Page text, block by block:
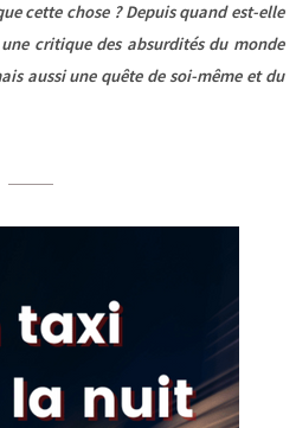
cette chose ? Depuis quand est-elle
critique des absurdités du monde
aussi une quête de soi-même et du